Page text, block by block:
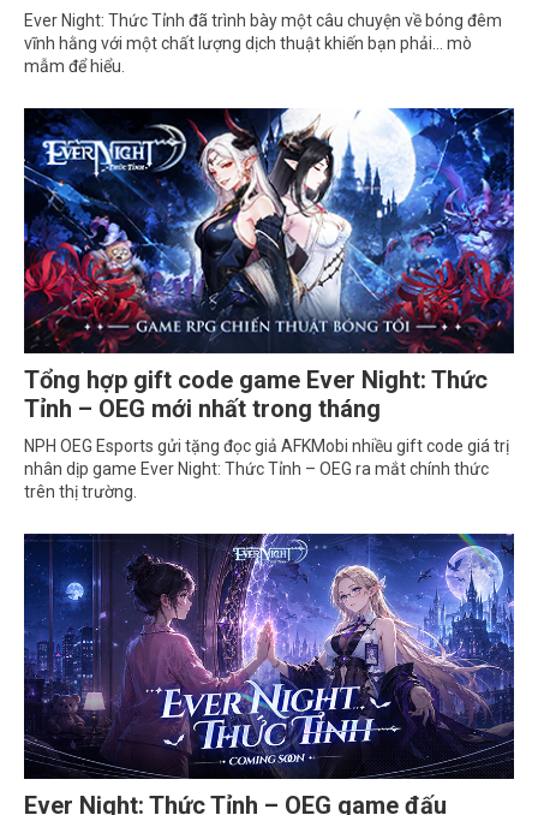
Ever Night: Thức Tỉnh đã trình bày một câu chuyện về bóng đêm
vĩnh hằng với một chất lượng dịch thuật khiến bạn phải… mò
mẫm để hiểu.
Tổng hợp gift code game Ever Night: Thức
Tỉnh – OEG mới nhất trong tháng
NPH OEG Esports gửi tặng đọc giả AFKMobi nhiều gift code giá trị
nhân dịp game Ever Night: Thức Tỉnh – OEG ra mắt chính thức
trên thị trường.
Ever Night: Thức Tỉnh – OEG game đấu